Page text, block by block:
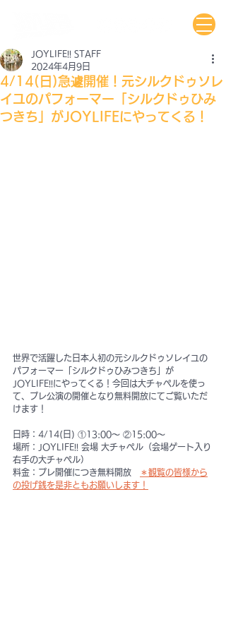
4/14(日)急遽開催！元シルクドゥソレ
イユのパフォーマー「シルクドゥひみ
つきち」がJOYLIFEにやってくる！
JOYLIFE!! STAFF
2024年4月9日
世界で活躍した日本人初の元シルクドゥソレイユの
パフォーマー「シルクドゥひみつきち」が
JOYLIFE!!にやってくる！今回は大チャペルを使っ
て、プレ公演の開催となり無料開放にてご覧いただ
けます！
日時：4/14(日) ①13:00〜 ②15:00〜
場所：JOYLIFE!! 会場 大チャペル（会場ゲート入り
右手の大チャペル）
料金：プレ開催につき無料開放
＊観覧の皆様から
の投げ銭を是非ともお願いします！